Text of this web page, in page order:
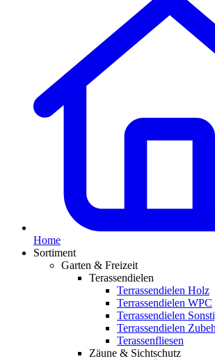
Home
Sortiment
Garten & Freizeit
Terassendielen
Terrassendielen Holz
Terrassendielen WPC
Terrassendielen
Terrassendielen
Terassenfliesen
Zäune & Sichtschutz